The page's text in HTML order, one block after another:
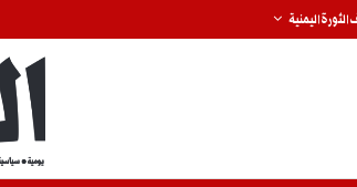
اليمنية